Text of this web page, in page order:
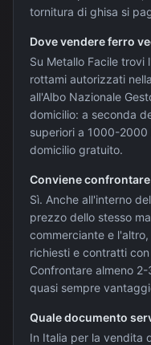
tornitura di ghisa si
Dove vendere ferro
Su Metallo Facile trovi
rottami autorizzati
all'Albo Nazionale
domicilio: a seconda
superiori a 1000-
domicilio gratuito.
Conviene
Sì. Anche all'interno
prezzo dello stesso
commerciante e
richiesti e contratti
Confrontare almeno
quasi sempre
Quale documento
In Italia per la vendita